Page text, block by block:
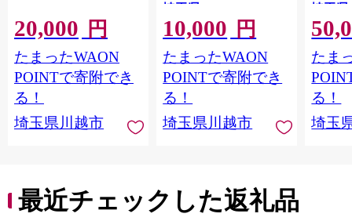
20,000 円
たまったWAON
POINTで寄附でき
る！
埼玉県川越市
埼玉県
10,000 円
たまったWAON
POINTで寄附でき
る！
埼玉県川越市
埼玉県
たま
る！
埼玉
最近チェックした返礼品